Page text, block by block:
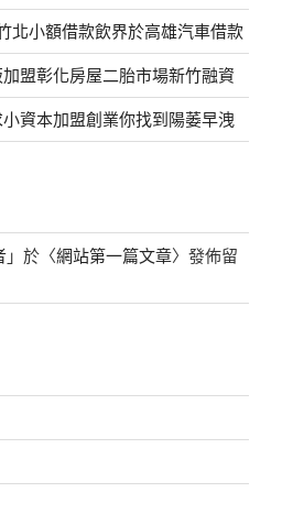
北小額借款飲界於高雄汽車借款
盟彰化房屋二胎市場新竹融資
資本加盟創業你找到陽萎早洩
」於〈網站第一篇文章〉發佈留